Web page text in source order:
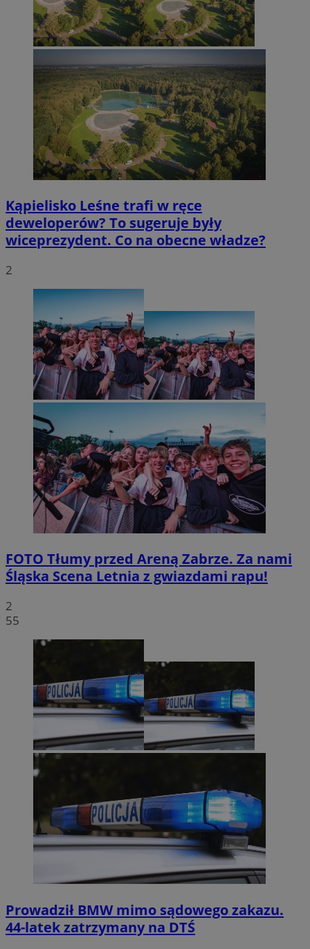
Kąpielisko Leśne trafi w ręce
deweloperów? To sugeruje były
wiceprezydent. Co na obecne władze?
2
FOTO Tłumy przed Areną Zabrze. Za nami
Śląska Scena Letnia z gwiazdami rapu!
2
55
Prowadził BMW mimo sądowego zakazu.
44-latek zatrzymany na DTŚ